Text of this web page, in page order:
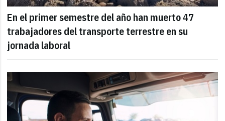
En el primer semestre del año han muerto 47
trabajadores del transporte terrestre en su
jornada laboral